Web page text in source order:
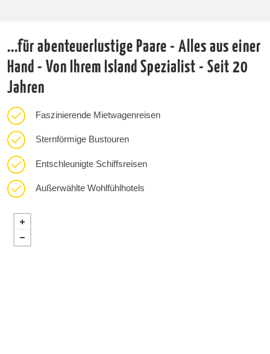
...für abenteuerlustige Paare - Alles aus einer
Hand - Von Ihrem Island Spezialist - Seit 20
Jahren
Faszinierende Mietwagenreisen
Sternförmige Bustouren
Entschleunigte Schiffsreisen
Außerwählte Wohlfühlhotels